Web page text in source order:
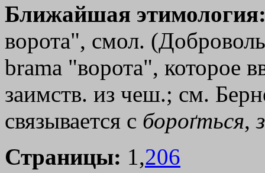
Ближайшая
ворота", смол.
brama "ворота", которое
заимств. из чеш.; см.
связывается с бороґться,
Страницы: 1,206